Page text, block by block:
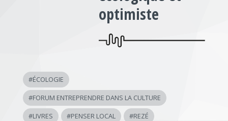
optimiste
#ÉCOLOGIE
#FORUM ENTREPRENDRE DANS LA CULTURE
#LIVRES #PENSER LOCAL #REZÉ